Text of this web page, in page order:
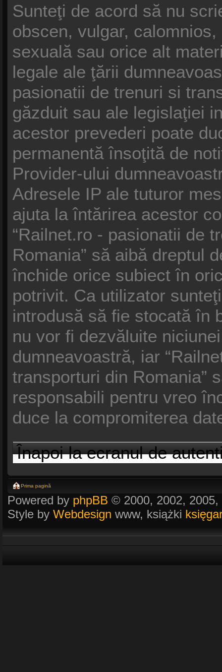
Sunteţi de acord să nu
obscen, vulgar,
sexuală sau orice alt
legale ale ţării
pasionatii de trenuri si
găzduit sau ale legislaţiei
acestor prevederi poate
permanentă însoţită de
Provider-ului
Adresele IP ale tuturor
ajuta la întărirea acestor
“Railnet.ro - pasionatii de
Romania” să aibă dreptul
închide orice subiect în
potrivit. Ca utilizator
introdusă să fie stocată în
nu vor fi dezvăluite
dumneavoastră, iar
transporturi din Romania”
responsabili pentru vreo
duce la compromiterea
Înapoi la ecranul de
Prima pagină
Powered by phpBB © 2000, 2002,
Style by Webdesign www, książki